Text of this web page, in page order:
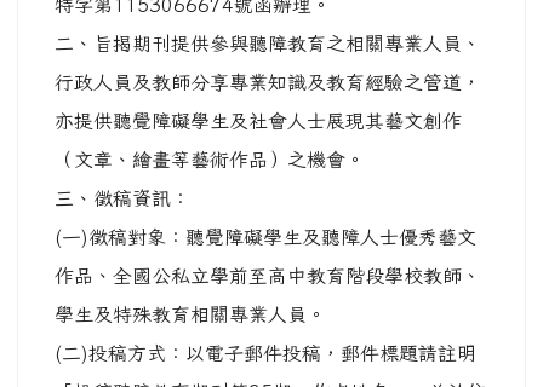
特字第1153066674號函辦理。
二、旨揭期刊提供參與聽障教育之相關專業人員、
行政人員及教師分享專業知識及教育經驗之管道，
亦提供聽覺障礙學生及社會人士展現其藝文創作
（文章、繪畫等藝術作品）之機會。
三、徵稿資訊：
(一)徵稿對象：聽覺障礙學生及聽障人士優秀藝文
作品、全國公私立學前至高中教育階段學校教師、
學生及特殊教育相關專業人員。
(二)投稿方式：以電子郵件投稿，郵件標題請註明